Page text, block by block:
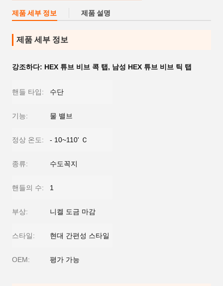
제품 세부 정보 제품 설명
제품 세부 정보
강조하다: HEX 튜브 비브 콕 탭 , 남성 HEX 튜브 비브 틱 탭
핸들 타입: 수단
기능: 물 밸브
정상 온도: - 10~110' Ｃ
종류: 수도꼭지
핸들의 수: 1
부상: 니켈 도금 마감
스타일: 현대 간편성 스타일
OEM: 평가 가능